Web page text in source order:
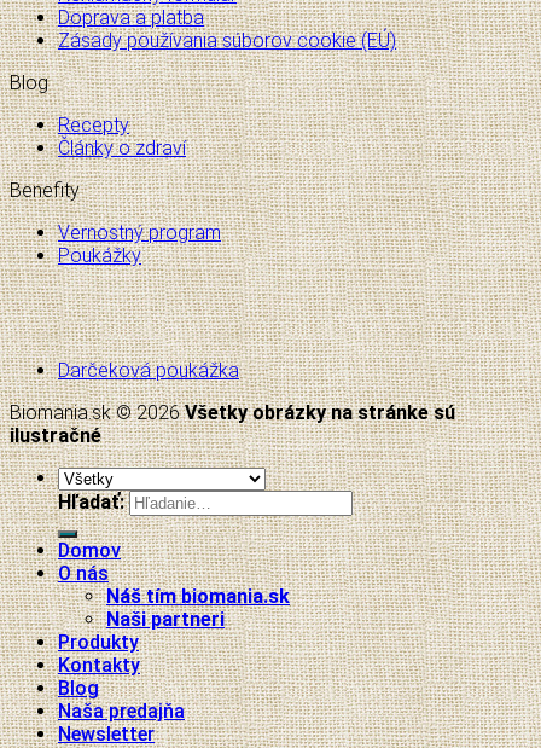
Doprava a platba
Zásady používania súborov cookie (EÚ)
Blog
Recepty
Články o zdraví
Benefity
Vernostný program
Poukážky
Darčeková poukážka
Biomania.sk © 2026Všetky obrázky na stránke sú
ilustračné
Hľadať:
Domov
O nás
Náš tím biomania.sk
Naši partneri
Produkty
Kontakty
Blog
Naša predajňa
Newsletter